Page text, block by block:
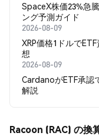
SpaceX株価23%急
ング予測ガイド
2026-08-09
XRP価格1ドルで
想
2026-08-09
CardanoがETF承認
解説
Racoon (RAC) の換